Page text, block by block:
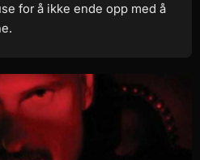
for å ikke ende opp med å